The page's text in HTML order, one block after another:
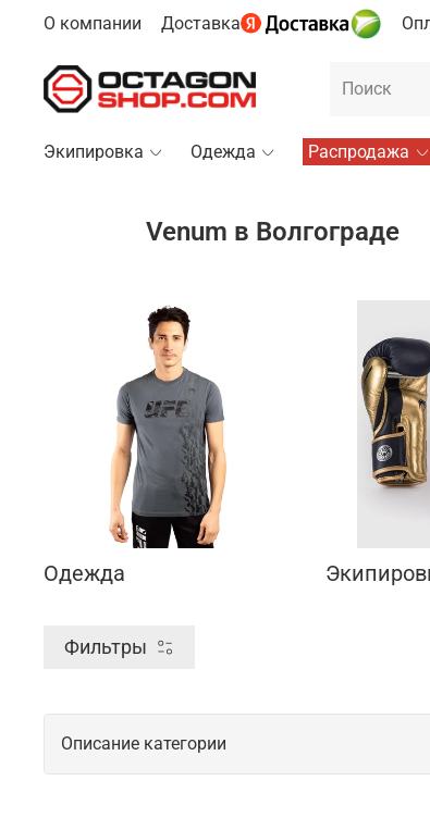
О компании Доставка
Экипировка Одежда Распродажа
Venum в Волгограде
Одежда
Фильтры
Описание категории